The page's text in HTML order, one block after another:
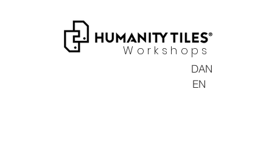
EN
DAN
Workshops